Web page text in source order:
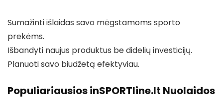
Sumažinti išlaidas savo mėgstamoms sporto
prekėms.
Išbandyti naujus produktus be didelių investicijų.
Planuoti savo biudžetą efektyviau.
Populiariausios inSPORTline.lt Nuolaidos